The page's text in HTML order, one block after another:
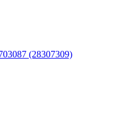
(28307309)